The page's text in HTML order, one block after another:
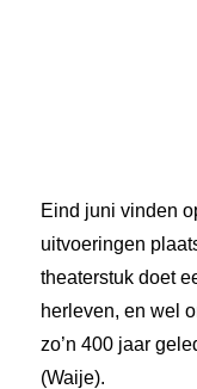
Eind juni vinden
uitvoeringen
theaterstuk doet
herleven, en wel
zo’n 400 jaar
(Waije).